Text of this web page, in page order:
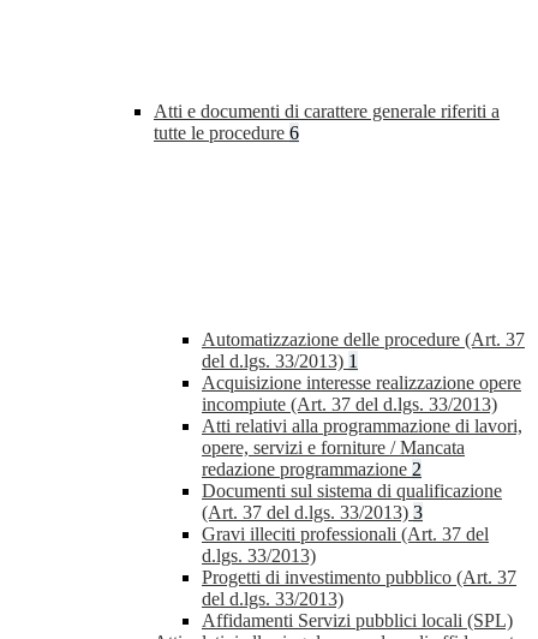
Atti e documenti di carattere generale riferiti a
tutte le procedure 6
Automatizzazione delle procedure (Art. 37
del d.lgs. 33/2013) 1
Acquisizione interesse realizzazione opere
incompiute (Art. 37 del d.lgs. 33/2013)
Atti relativi alla programmazione di lavori,
opere, servizi e forniture / Mancata
redazione programmazione 2
Documenti sul sistema di qualificazione
(Art. 37 del d.lgs. 33/2013) 3
Gravi illeciti professionali (Art. 37 del
d.lgs. 33/2013)
Progetti di investimento pubblico (Art. 37
del d.lgs. 33/2013)
Affidamenti Servizi pubblici locali (SPL)